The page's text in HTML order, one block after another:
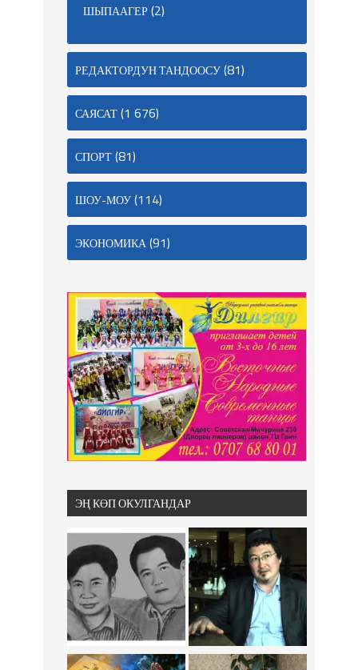
ШЫПААГЕР(2)
РЕДАКТОРДУН ТАНДООСУ(81)
САЯСАТ(1 676)
СПОРТ(81)
ШОУ-МОУ(114)
ЭКОНОМИКА(91)
ЭҢ КӨП ОКУЛГАНДАР